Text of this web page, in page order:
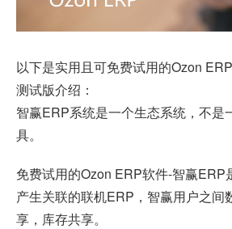
以下是实用且可免费试用的Ozon
测试版介绍：
智赢ERP系统是一个生态系统，不是
具。
免费试用的Ozon ERP软件-智赢ERP
产生关联的联机ERP，智赢用户之间
享，库存共享。